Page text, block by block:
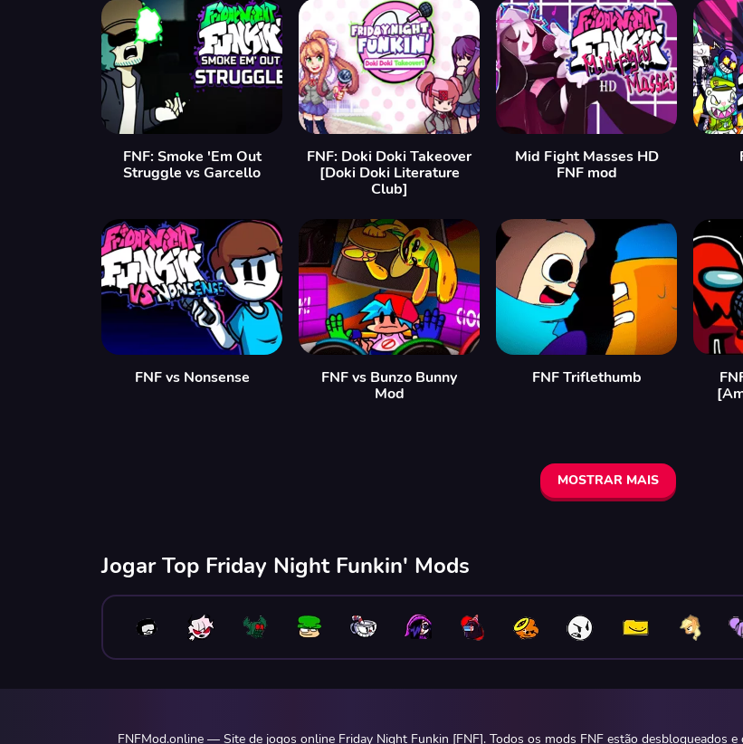
FNF: Smoke 'Em Out
Struggle vs Garcello
FNF: Doki Doki Takeover
[Doki Doki Literature
Club]
Mid Fight Masses HD
FNF mod
FNF vs Nonsense
FNF vs Bunzo Bunny
Mod
FNF Triflethumb
MOSTRAR MAIS
Jogar Top Friday Night Funkin' Mods
FNFMod.online — Site de jogos online Friday Night Funkin [FNF]. Todos os mods FNF estão desbloqueados